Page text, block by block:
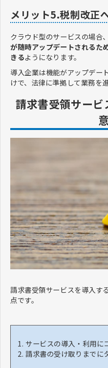
メリット5.税制改正
クラウド型のサービスの場合
が随時アップデートされるた
きるようになります。
導入企業は機能がアップデー
けで、法律に準拠して業務を
請求書受領サー
請求書受領サービスを導入す
点です。
サービスの導入・利用に
請求書の受け取りまでに